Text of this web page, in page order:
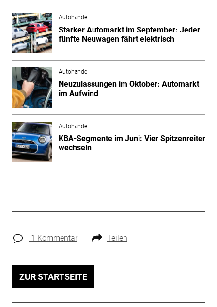
Autohandel
Starker Automarkt im September: Jeder
fünfte Neuwagen fährt elektrisch
Autohandel
Neuzulassungen im Oktober: Automarkt
im Aufwind
Autohandel
KBA-Segmente im Juni: Vier Spitzenreiter
wechseln
1 Kommentar Teilen
ZUR STARTSEITE